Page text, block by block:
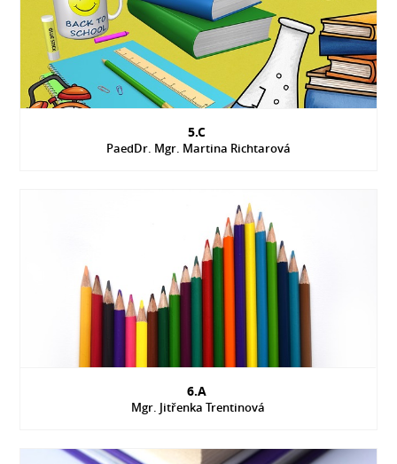
5.C
PaedDr. Mgr. Martina Richtarová
6.A
Mgr. Jitřenka Trentinová